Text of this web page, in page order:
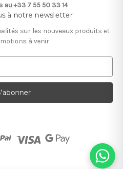
au +33 7 55 50 33 14
à notre newsletter
sur les nouveaux produits et
à venir